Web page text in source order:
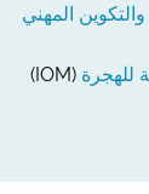
المهني
للهجرة (IOM)